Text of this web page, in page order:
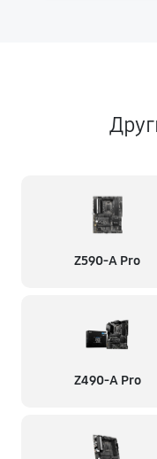
Z590-A Pro
Z490-A Pro